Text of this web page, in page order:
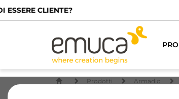
Prodotti Armadio